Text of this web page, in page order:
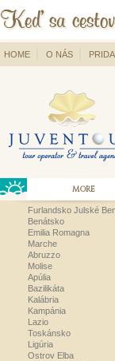
HOME O NÁS
MORE
Furlandsko Julské
Benátsko
Emilia Romagna
Marche
Abruzzo
Molise
Apúlia
Bazilikáta
Kalábria
Kampánia
Lazio
Toskánsko
Ligúria
Ostrov Elba